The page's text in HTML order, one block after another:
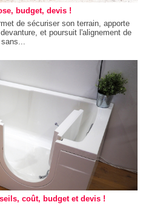
budget, devis !
de sécuriser son terrain, apporte
et poursuit l'alignement de
coût, budget et devis !